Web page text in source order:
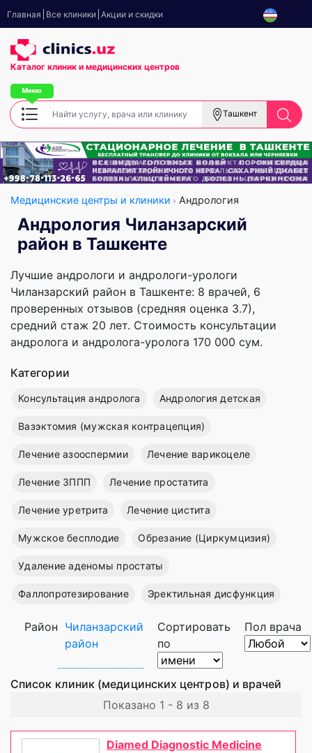
Главная Все клиники Акции и скидки
Каталог клиник и медицинских центров
Ташкент
Медицинские центры и клиники Андрология
Андрология Чиланзарский
район в Ташкенте
Лучшие андрологи и андрологи-урологи
Чиланзарский район в Ташкенте: 8 врачей, 6
проверенных отзывов (средняя оценка 3.7),
cредний стаж 20 лет. Стоимость консультации
андролога и андролога-уролога 170 000 сум.
Категории
Консультация андролога Андрология детская
Вазэктомия (мужская контрацепция)
Лечение азооспермии Лечение варикоцеле
Лечение ЗППП Лечение простатита
Лечение уретрита Лечение цистита
Мужское бесплодие Обрезание (Циркумцизия)
Удаление аденомы простаты
Фаллопротезирование Эректильная дисфункция
Район Чиланзарский
район
Сортировать
по
Пол врача
Список клиник (медицинских центров) и врачей
Показано 1 - 8 из 8
Diamed Diagnostic Medicine